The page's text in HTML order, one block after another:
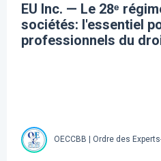
EU Inc. — Le 28ᵉ
sociétés: l'essentiel
professionnels du
OECCBB | Ordre des